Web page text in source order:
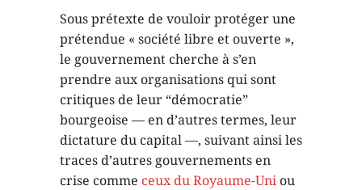
Sous prétexte de vouloir protéger une
prétendue « société libre et ouverte »,
le gouvernement cherche à s’en
prendre aux organisations qui sont
critiques de leur “démocratie”
bourgeoise — en d’autres termes, leur
dictature du capital —, suivant ainsi les
traces d’autres gouvernements en
crise comme ceux du Royaume-Uniou